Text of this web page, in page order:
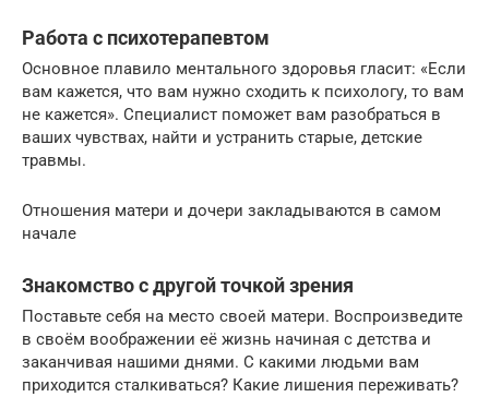
Работа с психотерапевтом
Основное плавило ментального здоровья гласит: «Если
вам кажется, что вам нужно сходить к психологу, то вам
не кажется». Специалист поможет вам разобраться в
ваших чувствах, найти и устранить старые, детские
травмы.
Отношения матери и дочери закладываются в самом
начале
Знакомство с другой точкой зрения
Поставьте себя на место своей матери. Воспроизведите
в своём воображении её жизнь начиная с детства и
заканчивая нашими днями. С какими людьми вам
приходится сталкиваться? Какие лишения переживать?